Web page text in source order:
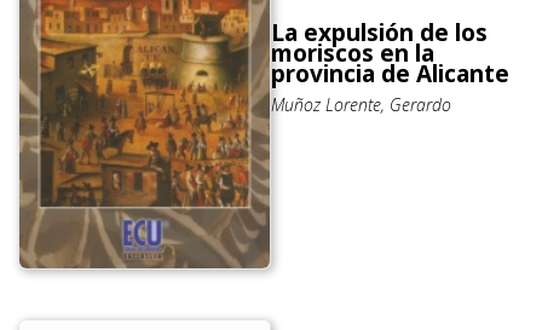
La expulsión de los
moriscos en la
provincia de Alicante
Muñoz Lorente, Gerardo